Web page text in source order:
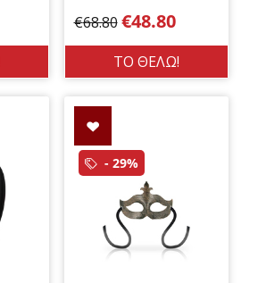
€68.80 €48.80
ΤΟ ΘΕΛΩ!
- 29%